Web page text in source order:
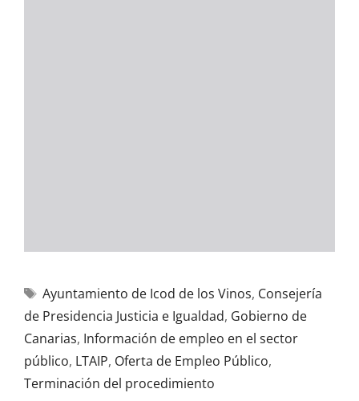
Ayuntamiento de Icod de los Vinos, Consejería
de Presidencia Justicia e Igualdad, Gobierno de
Canarias, Información de empleo en el sector
público, LTAIP, Oferta de Empleo Público,
Terminación del procedimiento